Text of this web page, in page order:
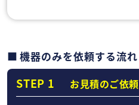
機器のみを依頼する流れ
STEP 1 お見積のご依頼